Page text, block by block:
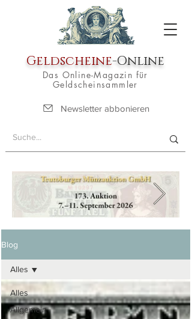
Geldscheine-Online
Das Online-Magazin für
Geldscheinsammler
Newsletter abbonieren
Blog
Alles
Allgemein
Alles